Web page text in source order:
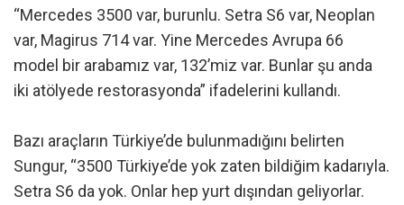
“Mercedes 3500 var, burunlu. Setra S6 var, Neoplan
var, Magirus 714 var. Yine Mercedes Avrupa 66
model bir arabamız var, 132’miz var. Bunlar şu anda
iki atölyede restorasyonda” ifadelerini kullandı.
Bazı araçların Türkiye’de bulunmadığını belirten
Sungur, “3500 Türkiye’de yok zaten bildiğim kadarıyla.
Setra S6 da yok. Onlar hep yurt dışından geliyorlar.